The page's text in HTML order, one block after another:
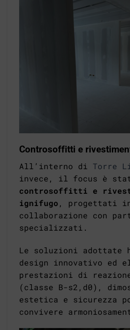
Controsoffitti e
All’interno di Torre
invece, il focus è
controsoffitti e
ignifugo, progettati
collaborazione con
specializzati.
Le soluzioni adottate
design innovativo ed
prestazioni di
(classe B-s2,d0),
estetica e sicurezza
convivere